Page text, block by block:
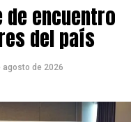
de encuentro
del país
agosto de 2026